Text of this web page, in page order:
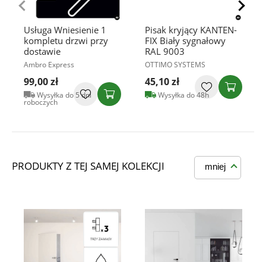
Usługa Wniesienie 1
kompletu drzwi przy
dostawie
Ambro Express
99,00 zł
Wysyłka do 5 dni
roboczych
Pisak kryjący KANTEN-
FIX Biały sygnałowy
RAL 9003
OTTIMO SYSTEMS
45,10 zł
Wysyłka do 48h
PRODUKTY Z TEJ SAMEJ KOLEKCJI mniej